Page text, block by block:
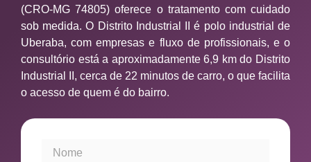
(CRO-MG 74805) oferece o tratamento com cuidado
sob medida. O Distrito Industrial II é polo industrial de
Uberaba, com empresas e fluxo de profissionais, e o
consultório está a aproximadamente 6,9 km do Distrito
Industrial II, cerca de 22 minutos de carro, o que facilita
o acesso de quem é do bairro.